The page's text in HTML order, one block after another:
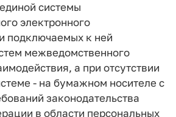
системы
электронного
подключаемых к ней
межведомственного
а при отсутствии
- на бумажном носителе с
законодательства
в области персональных